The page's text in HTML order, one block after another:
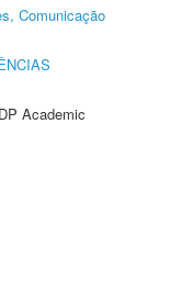
Comunicação
Academic